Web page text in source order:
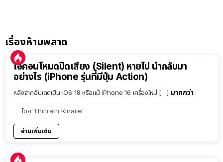
เรื่องห้ามพลาด
ไอคอนโหมดปิดเสียง (Silent) หายไป นำกลับมา
อย่างไร (iPhone รุ่นที่มีปุ่ม Action)
หลังจากอัปเดตเป็น iOS 18 หรือแม้ iPhone 16 เครื่องใหม่ […] มากกว่า
โดย Thitirath Kinaret
อ่านเพิ่มเติม